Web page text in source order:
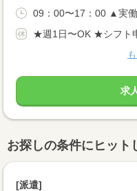
09：00〜17：00 ▲実働
★週1日〜OK ★シフト
求
お探しの条件にヒット
[派遣]